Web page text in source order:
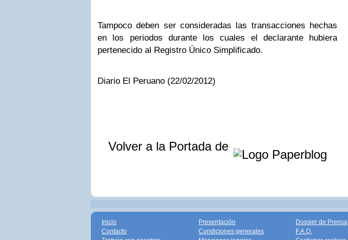
Tampoco deben ser consideradas las transacciones hechas
en los periodos durante los cuales el declarante hubiera
pertenecido al Registro Único Simplificado.
Diario El Peruano (22/02/2012)
Volver a la Portada de
Inicio
Contacto
Presentación
Condiciones generales
Dossier de Prensa
F.A.Q.